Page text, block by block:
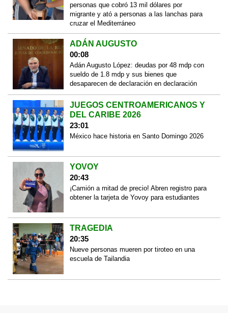
personas que cobró 13 mil dólares por
migrante y ató a personas a las lanchas para
cruzar el Mediterráneo
ADÁN AUGUSTO
00:08
Adán Augusto López: deudas por 48 mdp con
sueldo de 1.8 mdp y sus bienes que
desaparecen de declaración en declaración
JUEGOS CENTROAMERICANOS Y
DEL CARIBE 2026
23:01
México hace historia en Santo Domingo 2026
YOVOY
20:43
¡Camión a mitad de precio! Abren registro para
obtener la tarjeta de Yovoy para estudiantes
TRAGEDIA
20:35
Nueve personas mueren por tiroteo en una
escuela de Tailandia